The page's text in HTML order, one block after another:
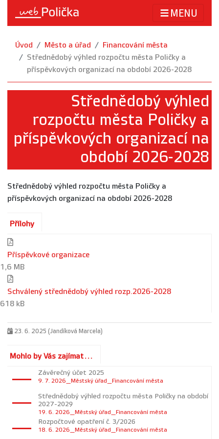
MENU
Úvod Město a úřad
Financování města
Střednědobý výhled rozpočtu města Poličky a
příspěvkových organizací na období 2026-2028
Střednědobý výhled
rozpočtu města Poličky a
příspěvkových organizací na
období 2026-2028
Střednědobý výhled rozpočtu města Poličky a
příspěvkových organizací na období 2026-2028
Přílohy
Příspěvkové organizace
1,6 MB
Schválený střednědobý výhled rozp.2026-2028
618 kB
23. 6. 2025 (Jandíková Marcela)
Mohlo by Vás zajímat...
Závěrečný účet 2025
9. 7. 2026_Městský úřad_Financování města
Střednědobý výhled rozpočtu města Poličky na období
2027-2029
19. 6. 2026_Městský úřad_Financování města
Rozpočtové opatření č. 3/2026
18. 6. 2026_Městský úřad_Financování města